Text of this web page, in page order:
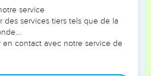
profonde sagesse ! Quelle
sont insondables et ses
service
des services tiers tels que de la
en contact avec notre service de